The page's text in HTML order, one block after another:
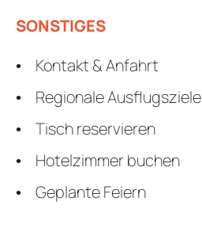
SONSTIGES
Kontakt & Anfahrt
Regionale Ausflugsziele
Tisch reservieren
Hotelzimmer buchen
Geplante Feiern